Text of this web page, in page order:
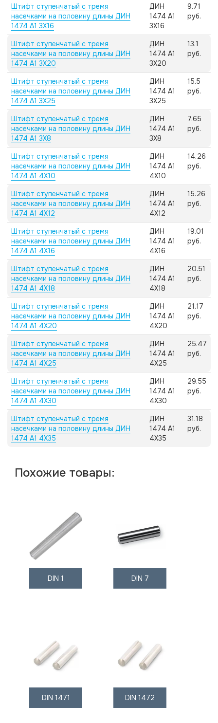
Штифт ступенчатый с тремя
насечками на половину длины ДИН
1474 А1 3X16
ДИН
1474 А1
3X16
9.71
руб.
Штифт ступенчатый с тремя
насечками на половину длины ДИН
1474 А1 3X20
ДИН
1474 А1
3X20
13.1
руб.
Штифт ступенчатый с тремя
насечками на половину длины ДИН
1474 А1 3X25
ДИН
1474 А1
3X25
15.5
руб.
Штифт ступенчатый с тремя
насечками на половину длины ДИН
1474 А1 3X8
ДИН
1474 А1
3X8
7.65
руб.
Штифт ступенчатый с тремя
насечками на половину длины ДИН
1474 А1 4X10
ДИН
1474 А1
4X10
14.26
руб.
Штифт ступенчатый с тремя
насечками на половину длины ДИН
1474 А1 4X12
ДИН
1474 А1
4X12
15.26
руб.
Штифт ступенчатый с тремя
насечками на половину длины ДИН
1474 А1 4X16
ДИН
1474 А1
4X16
19.01
руб.
Штифт ступенчатый с тремя
насечками на половину длины ДИН
1474 А1 4X18
ДИН
1474 А1
4X18
20.51
руб.
Штифт ступенчатый с тремя
насечками на половину длины ДИН
1474 А1 4X20
ДИН
1474 А1
4X20
21.17
руб.
Штифт ступенчатый с тремя
насечками на половину длины ДИН
1474 А1 4X25
ДИН
1474 А1
4X25
25.47
руб.
Штифт ступенчатый с тремя
насечками на половину длины ДИН
1474 А1 4X30
ДИН
1474 А1
4X30
29.55
руб.
Штифт ступенчатый с тремя
насечками на половину длины ДИН
1474 А1 4X35
ДИН
1474 А1
4X35
31.18
руб.
Похожие товары:
DIN 1 DIN 7
DIN 1471 DIN 1472